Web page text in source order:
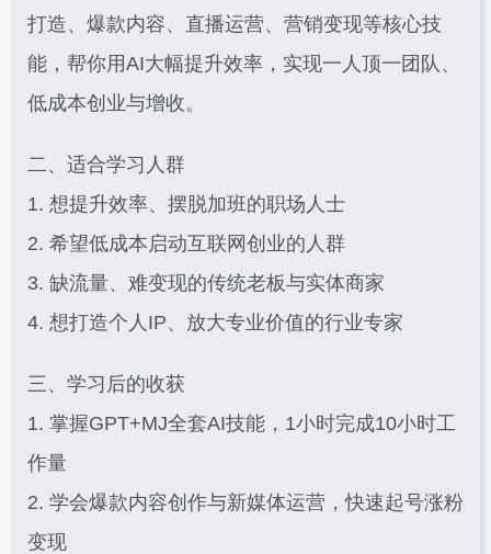
打造、爆款内容、直播运营、营销变现等核心技
能，帮你用AI大幅提升效率，实现一人顶一团队、
低成本创业与增收。
二、适合学习人群
1. 想提升效率、摆脱加班的职场人士
2. 希望低成本启动互联网创业的人群
3. 缺流量、难变现的传统老板与实体商家
4. 想打造个人IP、放大专业价值的行业专家
三、学习后的收获
1. 掌握GPT+MJ全套AI技能，1小时完成10小时工
作量
2. 学会爆款内容创作与新媒体运营，快速起号涨粉
变现